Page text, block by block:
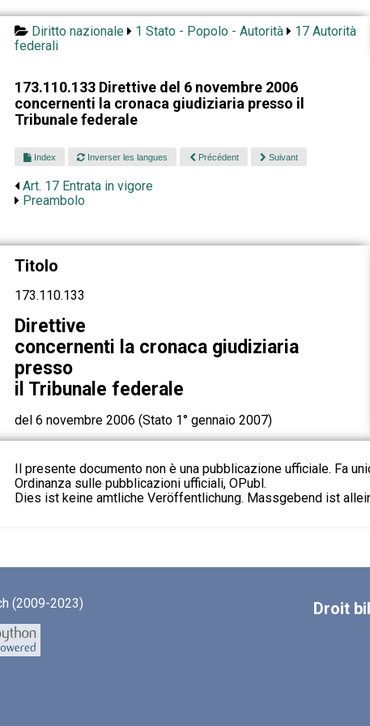
Diritto nazionale 1 Stato - Popolo - Autorità
17 Autorità
federali
173.110.133 Direttive del 6 novembre 2006
concernenti la cronaca giudiziaria presso il
Tribunale federale
Index Inverser les langues Précédent Suivant
Art. 17 Entrata in vigore
Preambolo
Titolo
173.110.133
Direttive
concernenti la cronaca giudiziaria
presso
il Tribunale federale
del 6 novembre 2006 (Stato 1° gennaio 2007)
Il presente documento non è una pubblicazione ufficiale. Fa
Ordinanza sulle pubblicazioni ufficiali, OPubl.
Dies ist keine amtliche Veröffentlichung. Massgebend ist
(2009-2023) Droit